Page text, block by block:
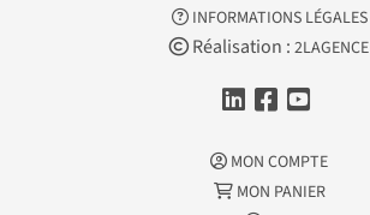
INFORMATIONS LÉGALES
Réalisation : 2LAGENCE
MON COMPTE
MON PANIER